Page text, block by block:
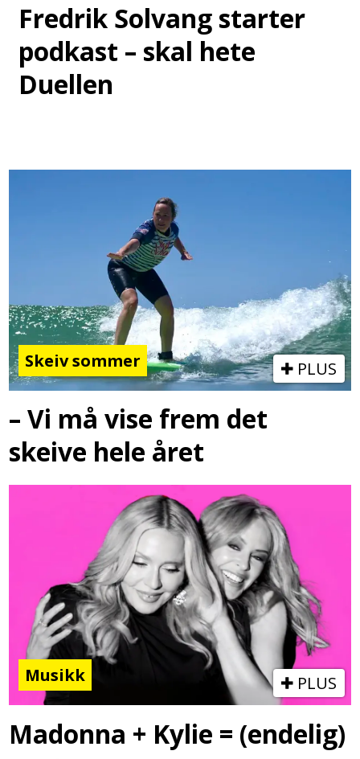
Fredrik Solvang starter
podkast – skal hete
Duellen
Skeiv sommer PLUS
– Vi må vise frem det
skeive hele året
Musikk PLUS
Madonna + Kylie = (endelig)